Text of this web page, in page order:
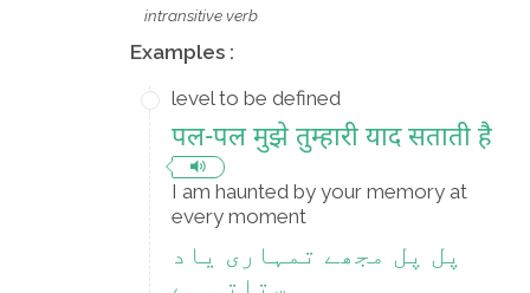
intransitive verb
Examples :
level to be defined
पल-पल मुझे तुम्हारी याद सताती है
I am haunted by your memory at
every moment
پل پل مجھے تمہاری یاد